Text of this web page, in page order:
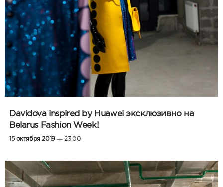
Davidova inspired by Huawei эксклюзивно на
Belarus Fashion Week!
15 октября 2019— 23:00